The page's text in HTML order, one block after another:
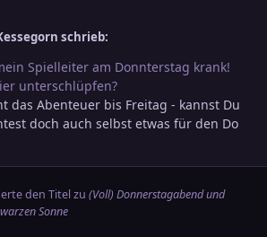
schrieb:
Spielleiter am Donnterstag krank!
unterschlüpfen?
das Abenteuer bis Freitag - kannst Du
doch auch selbst etwas für den Do
den Titel zu (Voll) Donnerstagabend und
Sonne